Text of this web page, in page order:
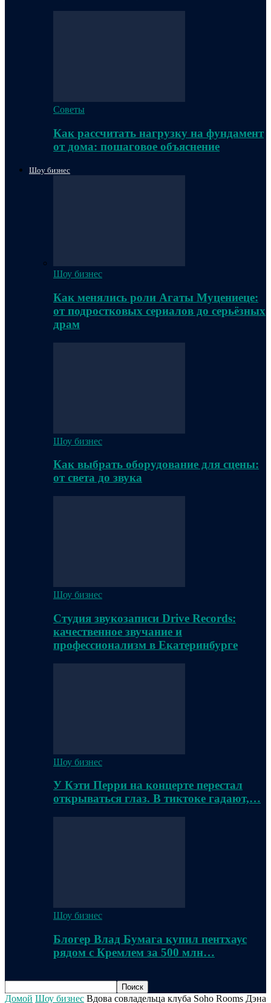
Советы
Как рассчитать нагрузку на фундамент
от дома: пошаговое объяснение
Шоу бизнес
Шоу бизнес
Как менялись роли Агаты Муцениеце:
от подростковых сериалов до серьёзных
драм
Шоу бизнес
Как выбрать оборудование для сцены:
от света до звука
Шоу бизнес
Студия звукозаписи Drive Records:
качественное звучание и
профессионализм в Екатеринбурге
Шоу бизнес
У Кэти Перри на концерте перестал
открываться глаз. В тиктоке гадают,…
Шоу бизнес
Блогер Влад Бумага купил пентхаус
рядом с Кремлем за 500 млн…
Домой Шоу бизнес Вдова совладельца клуба Soho Rooms Дэна